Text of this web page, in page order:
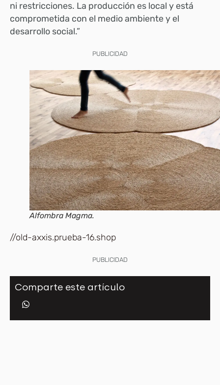
ni restricciones. La producción es local y está
comprometida con el medio ambiente y el
desarrollo social.”
PUBLICIDAD
Alfombra Magma.
//old-axxis.prueba-16.shop
PUBLICIDAD
Comparte este artículo